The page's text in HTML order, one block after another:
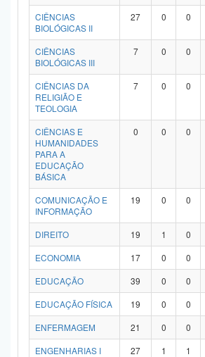
CIÊNCIAS
BIOLÓGICAS II
27 0 0
CIÊNCIAS
BIOLÓGICAS III
7 0 0
CIÊNCIAS DA
RELIGIÃO E
TEOLOGIA
7 0 0
CIÊNCIAS E
HUMANIDADES
PARA A
EDUCAÇÃO
BÁSICA
0 0 0
COMUNICAÇÃO E
INFORMAÇÃO
19 0 0
DIREITO 19 1 0
ECONOMIA
17 0 0
EDUCAÇÃO
39 0 0
EDUCAÇÃO FÍSICA
19 0 0
ENFERMAGEM
21 0 0
ENGENHARIAS I
27 1 1